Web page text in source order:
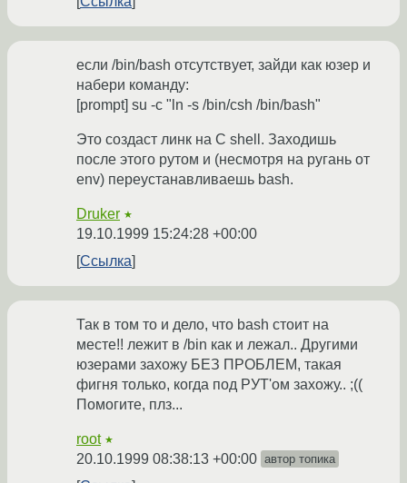
если /bin/bash отсутствует, зайди как юзер и
набери команду:
[prompt] su -c "ln -s /bin/csh /bin/bash"
Это создаст линк на C shell. Заходишь
после этого рутом и (несмотря на ругань от
env) переустанавливаешь bash.
Druker ★
19.10.1999 15:24:28 +00:00
Ссылка
Так в том то и дело, что bash стоит на
месте!! лежит в /bin как и лежал.. Другими
юзерами захожу БЕЗ ПРОБЛЕМ, такая
фигня только, когда под РУТ'ом захожу.. ;((
Помогите, плз...
root ★
20.10.1999 08:38:13 +00:00 автор топика